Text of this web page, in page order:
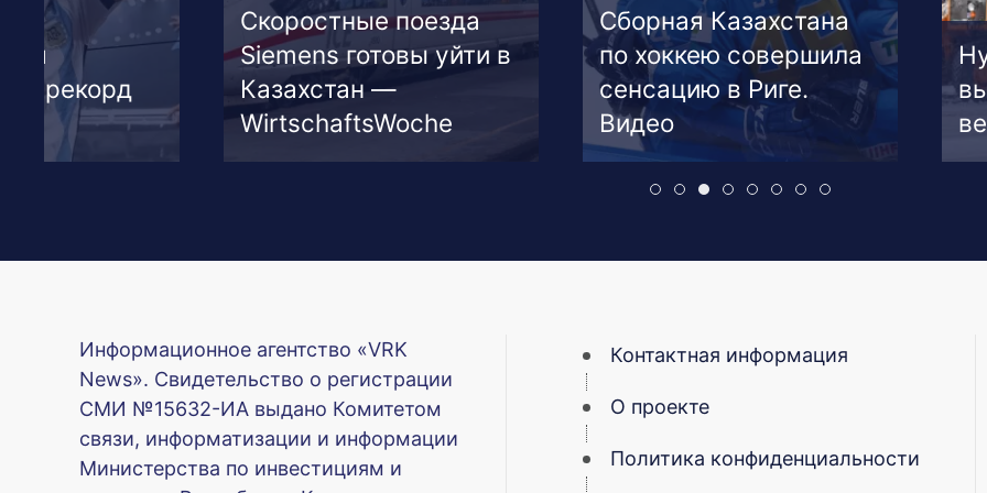
поезда
уйти в
Сборная Казахстана
по хоккею совершила
сенсацию в Риге.
Видео
Нур-Султан: снега
выпало больше, чем за
весь месяц
Информационное агентство «VRK
News». Свидетельство о регистрации
СМИ №15632-ИА выдано Комитетом
связи, информатизации и информации
Министерства по инвестициям и
Контактная информация
О проекте
Политика конфиденциальности